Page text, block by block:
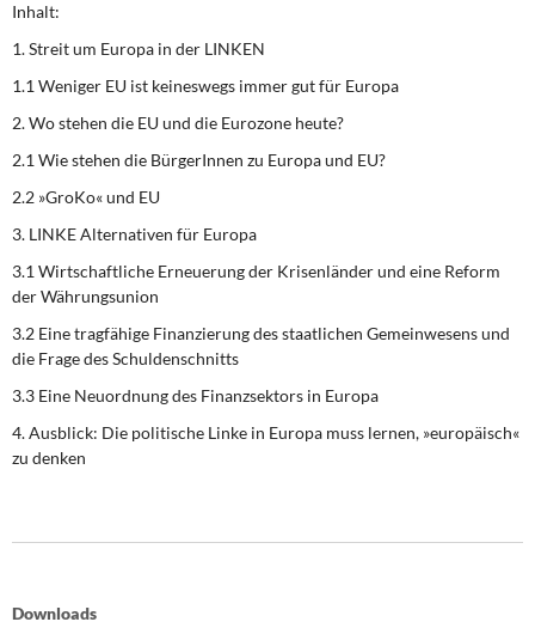
Memo-Gruppe
Institut Solidarische Moderne
Über mich
Kontakt
Inhalt:
1. Streit um Europa in der LINKEN
1.1 Weniger EU ist keineswegs immer gut für Europa
2. Wo stehen die EU und die Eurozone heute?
2.1 Wie stehen die BürgerInnen zu Europa und EU?
2.2 »GroKo« und EU
3. LINKE Alternativen für Europa
3.1 Wirtschaftliche Erneuerung der Krisenländer und eine Reform
der Währungsunion
3.2 Eine tragfähige Finanzierung des staatlichen Gemeinwesens und
die Frage des Schuldenschnitts
3.3 Eine Neuordnung des Finanzsektors in Europa
4. Ausblick: Die politische Linke in Europa muss lernen, »europäisch«
zu denken
Downloads